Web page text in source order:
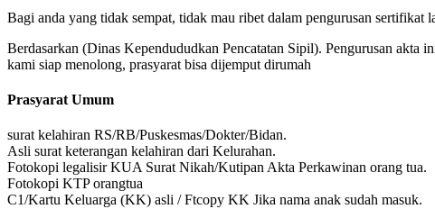
Bagi anda yang tidak sempat, tidak mau ribet dalam pengurusan sertifikat
Berdasarkan (Dinas Kependududkan Pencatatan Sipil). Pengurusan akta
kami siap menolong, prasyarat bisa dijemput dirumah
Prasyarat Umum
surat kelahiran RS/RB/Puskesmas/Dokter/Bidan.
Asli surat keterangan kelahiran dari Kelurahan.
Fotokopi legalisir KUA Surat Nikah/Kutipan Akta Perkawinan orang tua.
Fotokopi KTP orangtua
C1/Kartu Keluarga (KK) asli / Ftcopy KK Jika nama anak sudah masuk.